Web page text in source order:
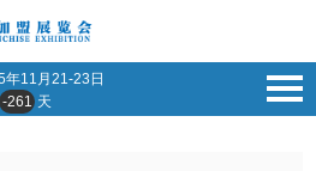
年11月21-23日
-261 天